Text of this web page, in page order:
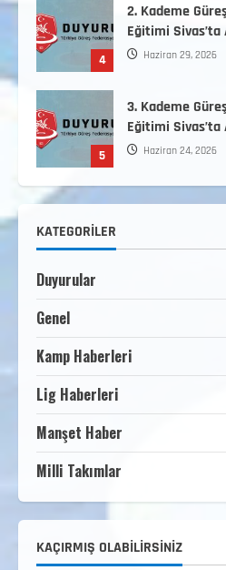
4
2. Kademe
Eğitimi Sivas’ta
Haziran 29, 2026
5
3. Kademe
Eğitimi Sivas’ta
Haziran 24, 2026
1
2. Kademe
3
HAKKINDA
KATEGORILER
Duyurular
Genel
Kamp Haberleri
Lig Haberleri
Manşet Haber
Milli Takımlar
KAÇIRMIŞ OLABILIRSINIZ